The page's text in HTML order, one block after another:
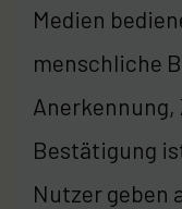
Medien
menschliche
Bestätigung
Nutzer geben